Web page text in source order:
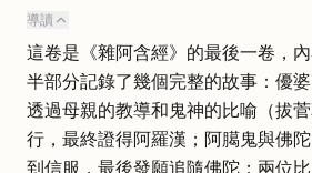
導讀
這卷是《雜阿含經》的最後一卷，
半部分記錄了幾個完整的故事：優
透過母親的教導和鬼神的比喻（拔
行，最終證得阿羅漢；阿臈鬼與佛
到信服，最後發願追隨佛陀；兩位